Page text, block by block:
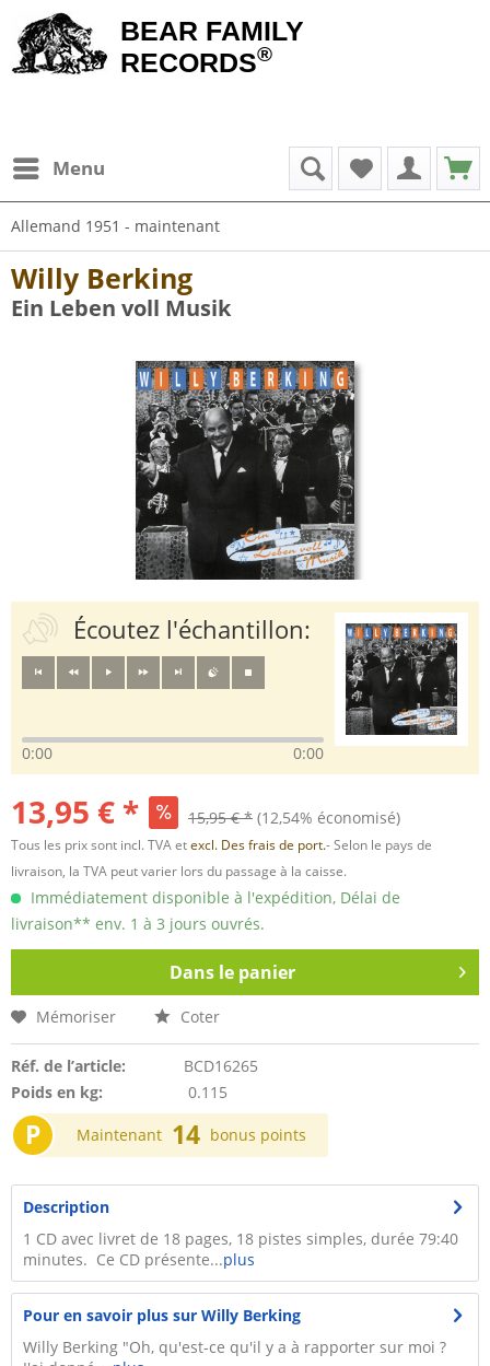
BEAR FAMILY
RECORDS®
Menu
Allemand 1951 - maintenant
Willy Berking
Ein Leben voll Musik
Écoutez l'échantillon:
0:00 0:00
13,95 € * 15,95 € * (12,54% économisé)
Tous les prix sont incl. TVA etexcl. Des frais de port.- Selon le pays de
livraison, la TVA peut varier lors du passage à la caisse.
Immédiatement disponible à l'expédition, Délai de
livraison** env. 1 à 3 jours ouvrés.
Dans le panier
Mémoriser Coter
Réf. de l’article:
BCD16265
Poids en kg:
0.115
P Maintenant 14 bonus points
Description
1 CD avec livret de 18 pages, 18 pistes simples, durée 79:40
minutes. Ce CD présente...plus
Pour en savoir plus sur Willy Berking
Willy Berking "Oh, qu'est-ce qu'il y a à rapporter sur moi ?